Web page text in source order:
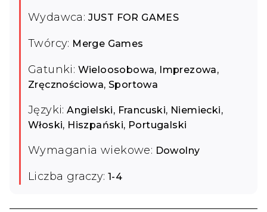
Wydawca: JUST FOR GAMES
Twórcy: Merge Games
Gatunki: Wieloosobowa, Imprezowa,
Zręcznościowa, Sportowa
Języki: Angielski, Francuski, Niemiecki,
Włoski, Hiszpański, Portugalski
Wymagania wiekowe: Dowolny
Liczba graczy: 1-4